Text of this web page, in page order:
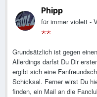
Phipp
für immer violett -
Grundsätzlich ist gegen
Allerdings darfst Du Dir
ergibt sich eine
Schicksal. Ferner wirst Du
finden, ein Mail an die